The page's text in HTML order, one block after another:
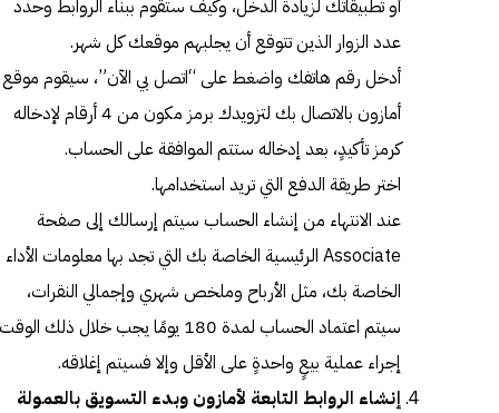
أو تطبيقاتك لزيادة الدخل، وكيف ستقوم ببناء الروابط وحدد
عدد الزوار الذين تتوقع أن يجلبهم موقعك كل شهر.
أدخل رقم هاتفك واضغط على “اتصل بي الآن”، سيقوم موقع
أمازون بالاتصال بك لتزويدك برمز مكون من 4 أرقام لإدخاله
كرمز تأكيدٍ، بعد إدخاله ستتم الموافقة على الحساب.
اختر طريقة الدفع التي تريد استخدامها.
عند الانتهاء من إنشاء الحساب سيتم إرسالك إلى صفحة
Associate الرئيسية الخاصة بك التي تجد بها معلومات الأداء
الخاصة بك، مثل الأرباح وملخص شهري وإجمالي النقرات،
سيتم اعتماد الحساب لمدة 180 يومًا يجب خلال ذلك الوقت
إجراء عملية بيعٍ واحدةٍ على الأقل وإلا فسيتم إغلاقه.
إنشاء الروابط التابعة لأمازون وبدء التسويق بالعمولة